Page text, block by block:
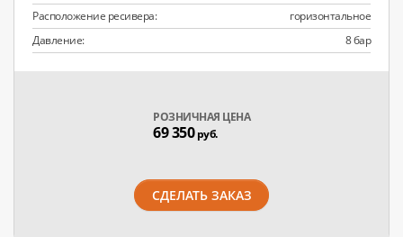
Расположение ресивера:
горизонтальное
Давление:
8 бар
РОЗНИЧНАЯ ЦЕНА
69 350руб.
СДЕЛАТЬ ЗАКАЗ